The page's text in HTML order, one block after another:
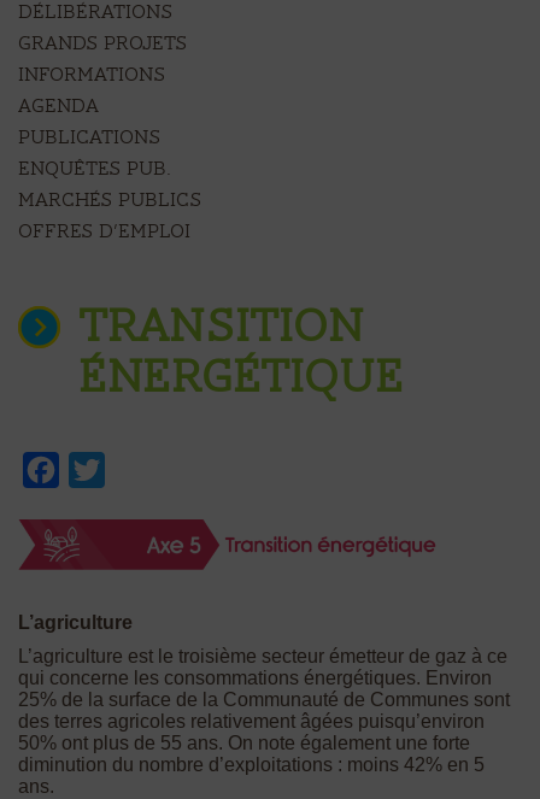
Délibérations
Grands projets
Informations
Agenda
Publications
Enquêtes pub.
Marchés publics
Offres d’emploi
TRANSITION
ÉNERGÉTIQUE
Facebook
L’agriculture
L’agriculture est le troisième secteur émetteur de gaz à ce
qui concerne les consommations énergétiques. Environ
25% de la surface de la Communauté de Communes sont
des terres agricoles relativement âgées puisqu’environ
50% ont plus de 55 ans. On note également une forte
diminution du nombre d’exploitations : moins 42% en 5
ans.